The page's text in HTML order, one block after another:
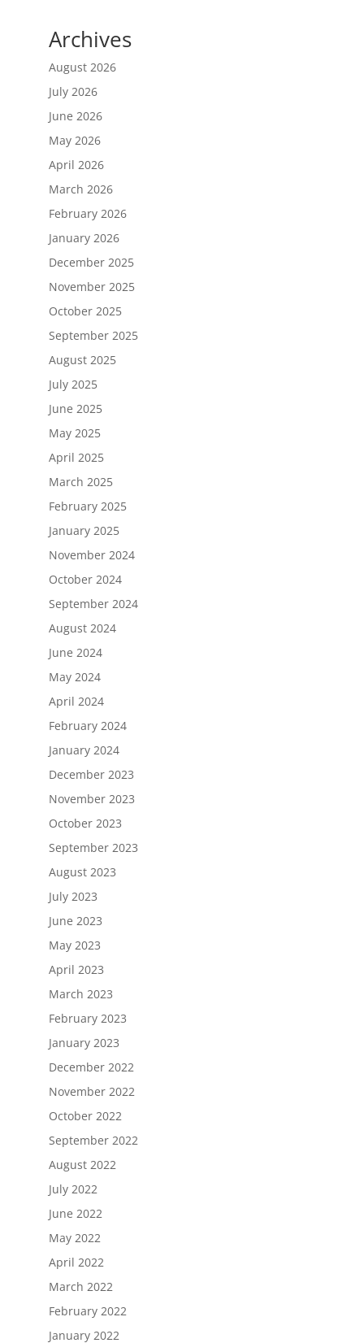
Archives
August 2026
July 2026
June 2026
May 2026
April 2026
March 2026
February 2026
January 2026
December 2025
November 2025
October 2025
September 2025
August 2025
July 2025
June 2025
May 2025
April 2025
March 2025
February 2025
January 2025
November 2024
October 2024
September 2024
August 2024
June 2024
May 2024
April 2024
February 2024
January 2024
December 2023
November 2023
October 2023
September 2023
August 2023
July 2023
June 2023
May 2023
April 2023
March 2023
February 2023
January 2023
December 2022
November 2022
October 2022
September 2022
August 2022
July 2022
June 2022
May 2022
April 2022
March 2022
February 2022
January 2022